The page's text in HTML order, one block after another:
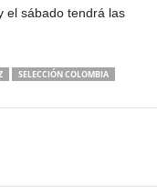
el sábado tendrá las
SELECCIÓN COLOMBIA